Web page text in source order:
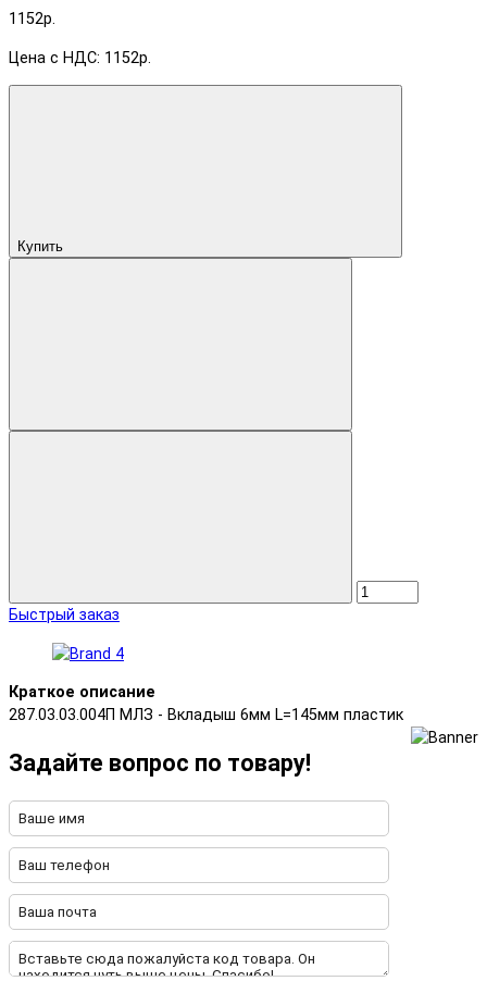
1152р.
Цена с НДС: 1152р.
Купить
Быстрый заказ
Краткое описание
287.03.03.004П МЛЗ - Вкладыш 6мм L=145мм пластик
Задайте вопрос по товару!